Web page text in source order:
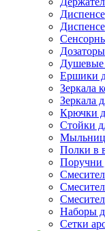
Дозаторы
Душевые
Ершики
Зеркала
Зеркала
Крючки
Стойки
Полки в
Поручни
Наборы
Сетки